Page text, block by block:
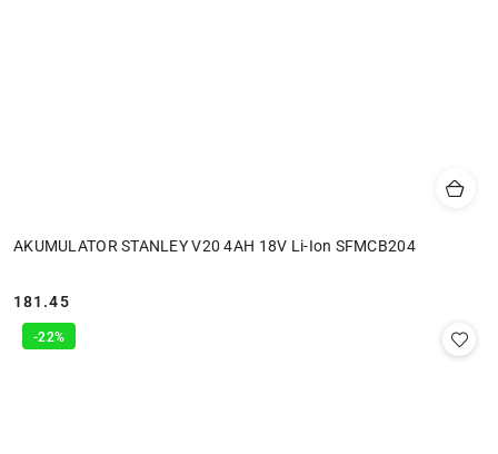
AKUMULATOR STANLEY V20 4AH 18V Li-Ion SFMCB204
Cena:
181.45
-22%